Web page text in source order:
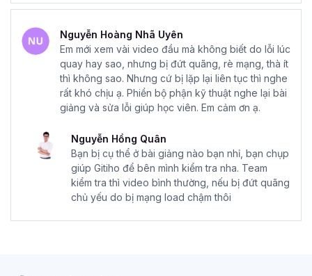
Nguyễn Hoàng Nhã Uyên
Em mới xem vài video đầu mà không biết do lỗi lúc
quay hay sao, nhưng bị đứt quãng, rè mạng, thà ít
thì không sao. Nhưng cứ bị lặp lại liên tục thì nghe
rất khó chịu ạ. Phiền bộ phận kỹ thuật nghe lại bài
giảng và sửa lỗi giúp học viên. Em cảm ơn ạ.
Nguyễn Hồng Quân
Bạn bị cụ thể ở bài giảng nào bạn nhỉ, bạn chụp
giúp Gitiho để bên mình kiểm tra nha. Team
kiểm tra thì video bình thường, nếu bị đứt quãng
chủ yếu do bị mạng load chậm thôi